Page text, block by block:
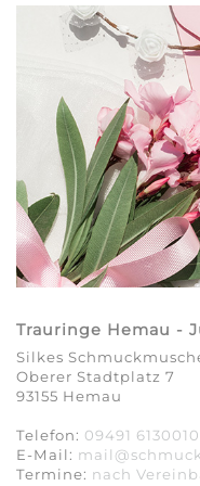
Trauringe Hemau -
Silkes
Oberer Stadtplatz 7
93155 Hemau
Telefon: 09491 6130010
E-Mail:
Termine: nach